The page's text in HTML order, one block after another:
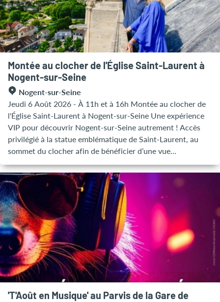
Montée au clocher de l'Église Saint-Laurent à
Nogent-sur-Seine
Nogent-sur-Seine
Jeudi 6 Août 2026 - À 11h et à 16h Montée au clocher de
l'Église Saint-Laurent à Nogent-sur-Seine Une expérience
VIP pour découvrir Nogent-sur-Seine autrement ! Accès
privilégié à la statue emblématique de Saint-Laurent, au
sommet du clocher afin de bénéficier d’une vue
de Nogent-sur-Seine. ► Rendez-vous au Bateau Lavoir (1
Quai Carbonel) 10 minutes avant la visite !
'T'Août en Musique' au Parvis de la Gare de